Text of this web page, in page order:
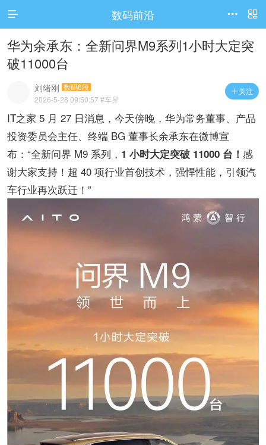
访问电脑版
 数码前沿 

华为余承东：全新问界M9系列1小时大定突
破11000台
 关注
刘绪刚 数码6段
2026-5-28 09:50:57 #车界
IT之家 5 月 27 日消息，今天傍晚，华为常务董事、产品
投资委员会主任、终端 BG 董事长余承东在微博宣
布：“全新问界 M9 系列， 1 小时大定突破 11000 台！ 感
谢大家支持！超 40 项行业首创技术，强悍性能，引领汽
车行业再次跃迁！”